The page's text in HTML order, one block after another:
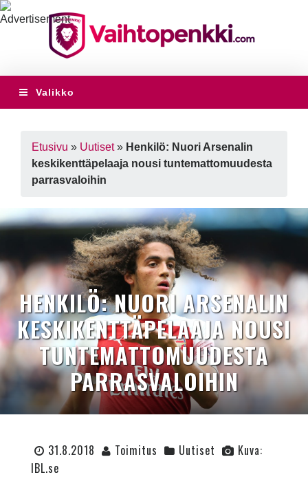
Valikko
Etusivu » Uutiset» Henkilö: Nuori Arsenalin
keskikenttäpelaaja nousi tuntemattomuudesta
parrasvaloihin
HENKILÖ: NUORI ARSENALIN
KESKIKENTTÄPELAAJA NOUSI
TUNTEMATTOMUUDESTA
PARRASVALOIHIN
31.8.2018 Toimitus Uutiset
Kuva:
IBL.se